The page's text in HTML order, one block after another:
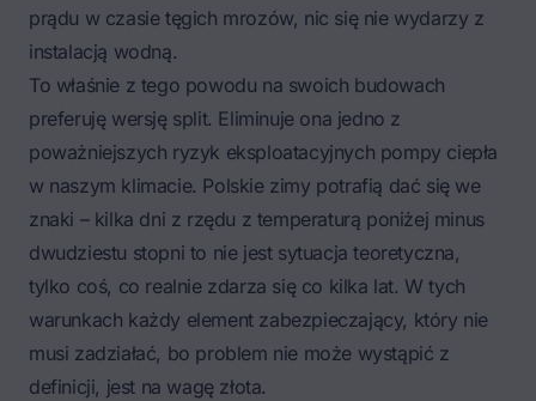
prądu w czasie tęgich mrozów, nic się nie wydarzy z
instalacją wodną.
To właśnie z tego powodu na swoich budowach
preferuję wersję split. Eliminuje ona jedno z
poważniejszych ryzyk eksploatacyjnych pompy ciepła
w naszym klimacie. Polskie zimy potrafią dać się we
znaki – kilka dni z rzędu z temperaturą poniżej minus
dwudziestu stopni to nie jest sytuacja teoretyczna,
tylko coś, co realnie zdarza się co kilka lat. W tych
warunkach każdy element zabezpieczający, który nie
musi zadziałać, bo problem nie może wystąpić z
definicji, jest na wagę złota.